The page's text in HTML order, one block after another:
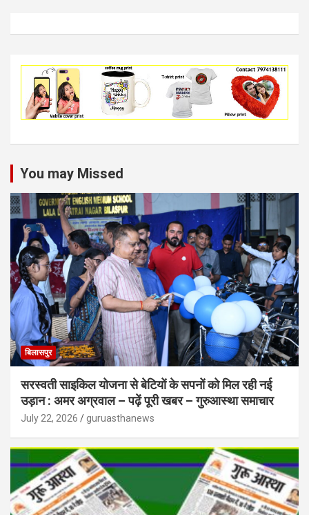
You may Missed
बिलासपुर
सरस्वती साइकिल योजना से बेटियों के सपनों को मिल रही नई
उड़ान : अमर अग्रवाल – पढ़ें पूरी खबर – गुरुआस्था समाचार
July 22, 2026 guruasthanews